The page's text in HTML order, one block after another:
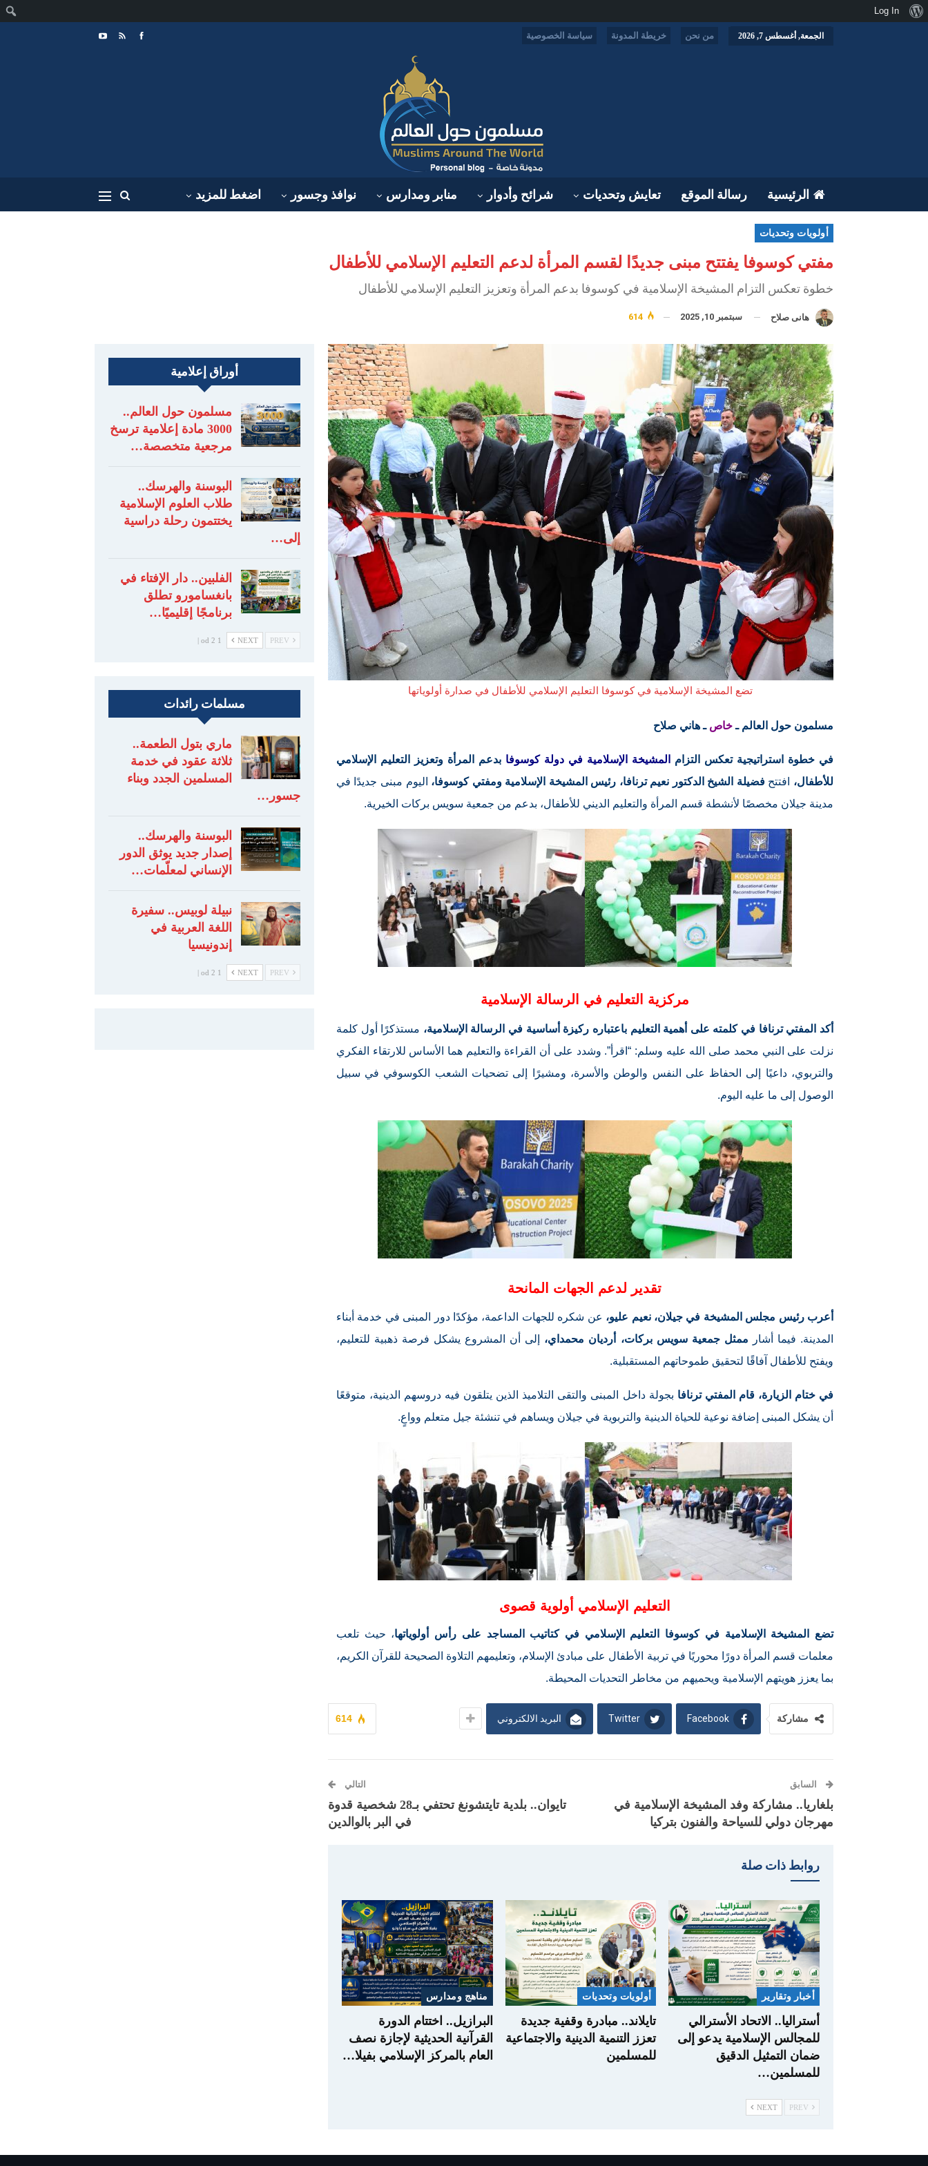
الجمعة, أغسطس 7, 2026 من نحن خريطة المدونة سياسة الخصوصية
الرئيسية رسالة الموقع تعايش وتحديات شرائح وأدوار منابر ومدارس نوافذ وجسور اضغط للمزيد
أولويات وتحديات
مفتي كوسوفا يفتتح مبنى جديدًا لقسم المرأة لدعم التعليم الإسلامي للأطفال
خطوة تعكس التزام المشيخة الإسلامية في كوسوفا بدعم المرأة وتعزيز التعليم الإسلامي للأطفال
هانى صلاح سبتمبر 10, 2025
تضع المشيخة الإسلامية في كوسوفا التعليم الإسلامي للأطفال في صدارة أولوياتها
مسلمون حول العالم ـخاص ـ هاني صلاح
في خطوة استراتيجية تعكس التزام المشيخة الإسلامية في دولة كوسوفابدعم المرأة وتعزيز التعليم الإسلامي
للأطفال، افتتح فضيلة الشيخ الدكتور نعيم ترنافا، رئيس المشيخة الإسلامية ومفتي كوسوفا، اليوم مبنى جديدًا في
مدينة جيلان مخصصًا لأنشطة قسم المرأة والتعليم الديني للأطفال، بدعم من جمعية سويس بركات الخيرية.
مركزية التعليم في الرسالة الإسلامية
أكد المفتي ترنافا في كلمته على أهمية التعليم باعتباره ركيزة أساسية في الرسالة الإسلامية، مستذكرًا أول كلمة
نزلت على النبي محمد صلى الله عليه وسلم: “اقرأ”. وشدد على أن القراءة والتعليم هما الأساس للارتقاء الفكري
والتربوي، داعيًا إلى الحفاظ على النفس والوطن والأسرة، ومشيرًا إلى تضحيات الشعب الكوسوفي في سبيل
الوصول إلى ما عليه اليوم.
تقدير لدعم الجهات المانحة
أعرب رئيس مجلس المشيخة في جيلان، نعيم عليو، عن شكره للجهات الداعمة، مؤكدًا دور المبنى في خدمة أبناء
المدينة. فيما أشار
ممثل جمعية سويس بركات، أرديان محمداي، إلى أن المشروع يشكل فرصة ذهبية للتعليم،
ويفتح للأطفال آفاقًا لتحقيق طموحاتهم المستقبلية.
في ختام الزيارة، قام المفتي ترنافا بجولة داخل المبنى والتقى التلاميذ الذين يتلقون فيه دروسهم الدينية، متوقعًا
أن يشكل المبنى إضافة نوعية للحياة الدينية والتربوية في جيلان ويساهم في تنشئة جيل متعلم وواعٍ.
التعليم الإسلامي أولوية قصوى
تضع المشيخة الإسلامية في كوسوفا التعليم الإسلامي في كتاتيب المساجد على رأس أولوياتها، حيث تلعب
معلمات قسم المرأة دورًا محوريًا في تربية الأطفال على مبادئ الإسلام، وتعليمهم التلاوة الصحيحة للقرآن الكريم،
بما يعزز هويتهم الإسلامية ويحميهم من مخاطر التحديات المحيطة.
614 مشاركة Facebook
Twitter البريد الالكتروني
السابق
بلغاريا.. مشاركة وفد المشيخة الإسلامية في
مهرجان دولي للسياحة والفنون بتركيا
التالي
تايوان.. بلدية تايتشونغ تحتفي بـ28 شخصية قدوة
في البر بالوالدين
روابط ذات صلة
أخبار وتقارير
أستراليا.. الاتحاد الأسترالي
للمجالس الإسلامية يدعو إلى
ضمان التمثيل الدقيق
للمسلمين…
أولويات وتحديات
تايلاند.. مبادرة وقفية جديدة
تعزز التنمية الدينية والاجتماعية
للمسلمين
مناهج ومدارس
البرازيل.. اختتام الدورة
القرآنية الحديثية لإجازة نصف
العام بالمركز الإسلامي بفيلا…
NEXT
أوراق إعلامية
مسلمون حول العالم..
3000 مادة إعلامية ترسخ
مرجعية متخصصة…
البوسنة والهرسك..
طلاب العلوم الإسلامية
يختتمون رحلة دراسية
إلى…
الفلبين.. دار الإفتاء في
بانغسامورو تطلق
برنامجًا إقليميًا…
NEXT
1 od 2 |
مسلمات رائدات
ماري بتول الطعمة..
ثلاثة عقود في خدمة
المسلمين الجدد وبناء
جسور…
البوسنة والهرسك..
إصدار جديد يوثق الدور
الإنساني لمعلّمات…
نبيلة لوبيس.. سفيرة
اللغة العربية في
إندونيسيا
NEXT
1 od 2 |
نبذةLog In